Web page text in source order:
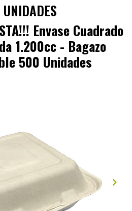
Envase Cuadrado
1.200cc - Bagazo
500 Unidades